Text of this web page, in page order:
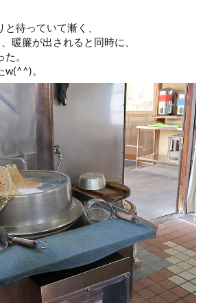
待っていて漸く、
暖簾が出されると同時に、
。
w(^^)。